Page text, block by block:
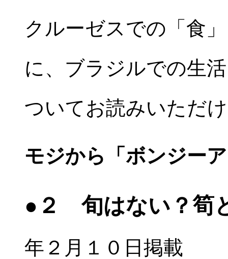
クルーゼスでの「食
に、ブラジルでの生
ついてお読みいただ
モジから「ボンジー
●２ 旬はない？筍
年２月１０日掲載